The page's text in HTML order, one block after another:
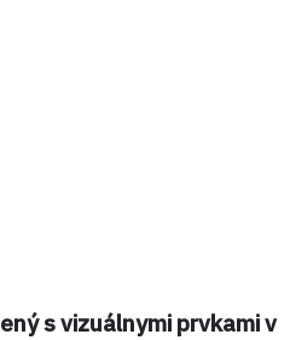
s vizuálnymi prvkami v